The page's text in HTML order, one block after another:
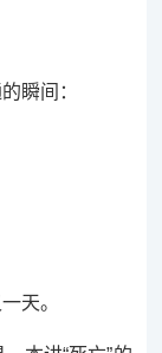
瞬间：
天。